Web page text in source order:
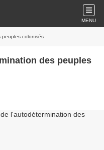
MENU
colonisés
des peuples